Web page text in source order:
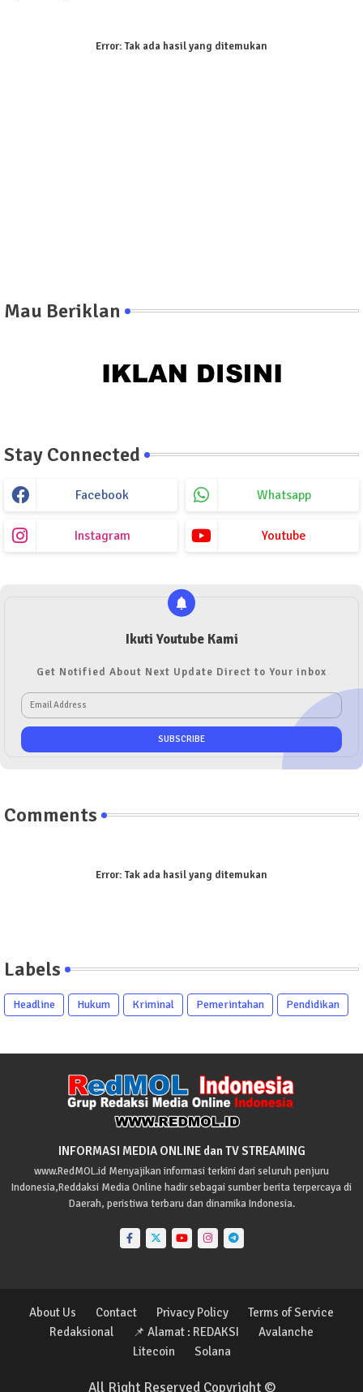
Error:Tak ada hasil yang ditemukan
Mau Beriklan
Stay Connected
Facebook Whatsapp
Instagram Youtube
Ikuti Youtube Kami
Get Notified About Next Update Direct to Your inbox
Comments
Error:Tak ada hasil yang ditemukan
Labels
Headline Hukum Kriminal Pemerintahan Pendidikan
INFORMASI MEDIA ONLINE dan TV STREAMING
www.RedMOL.id Menyajikan informasi terkini dari seluruh penjuru
Indonesia,Reddaksi Media Online hadir sebagai sumber berita terpercaya di
Daerah, peristiwa terbaru dan dinamika Indonesia.
All Right Reserved Copyright ©
About Us Contact Privacy Policy
Terms of Service
Redaksional
📌 Alamat : REDAKSI
Avalanche
Litecoin
Solana